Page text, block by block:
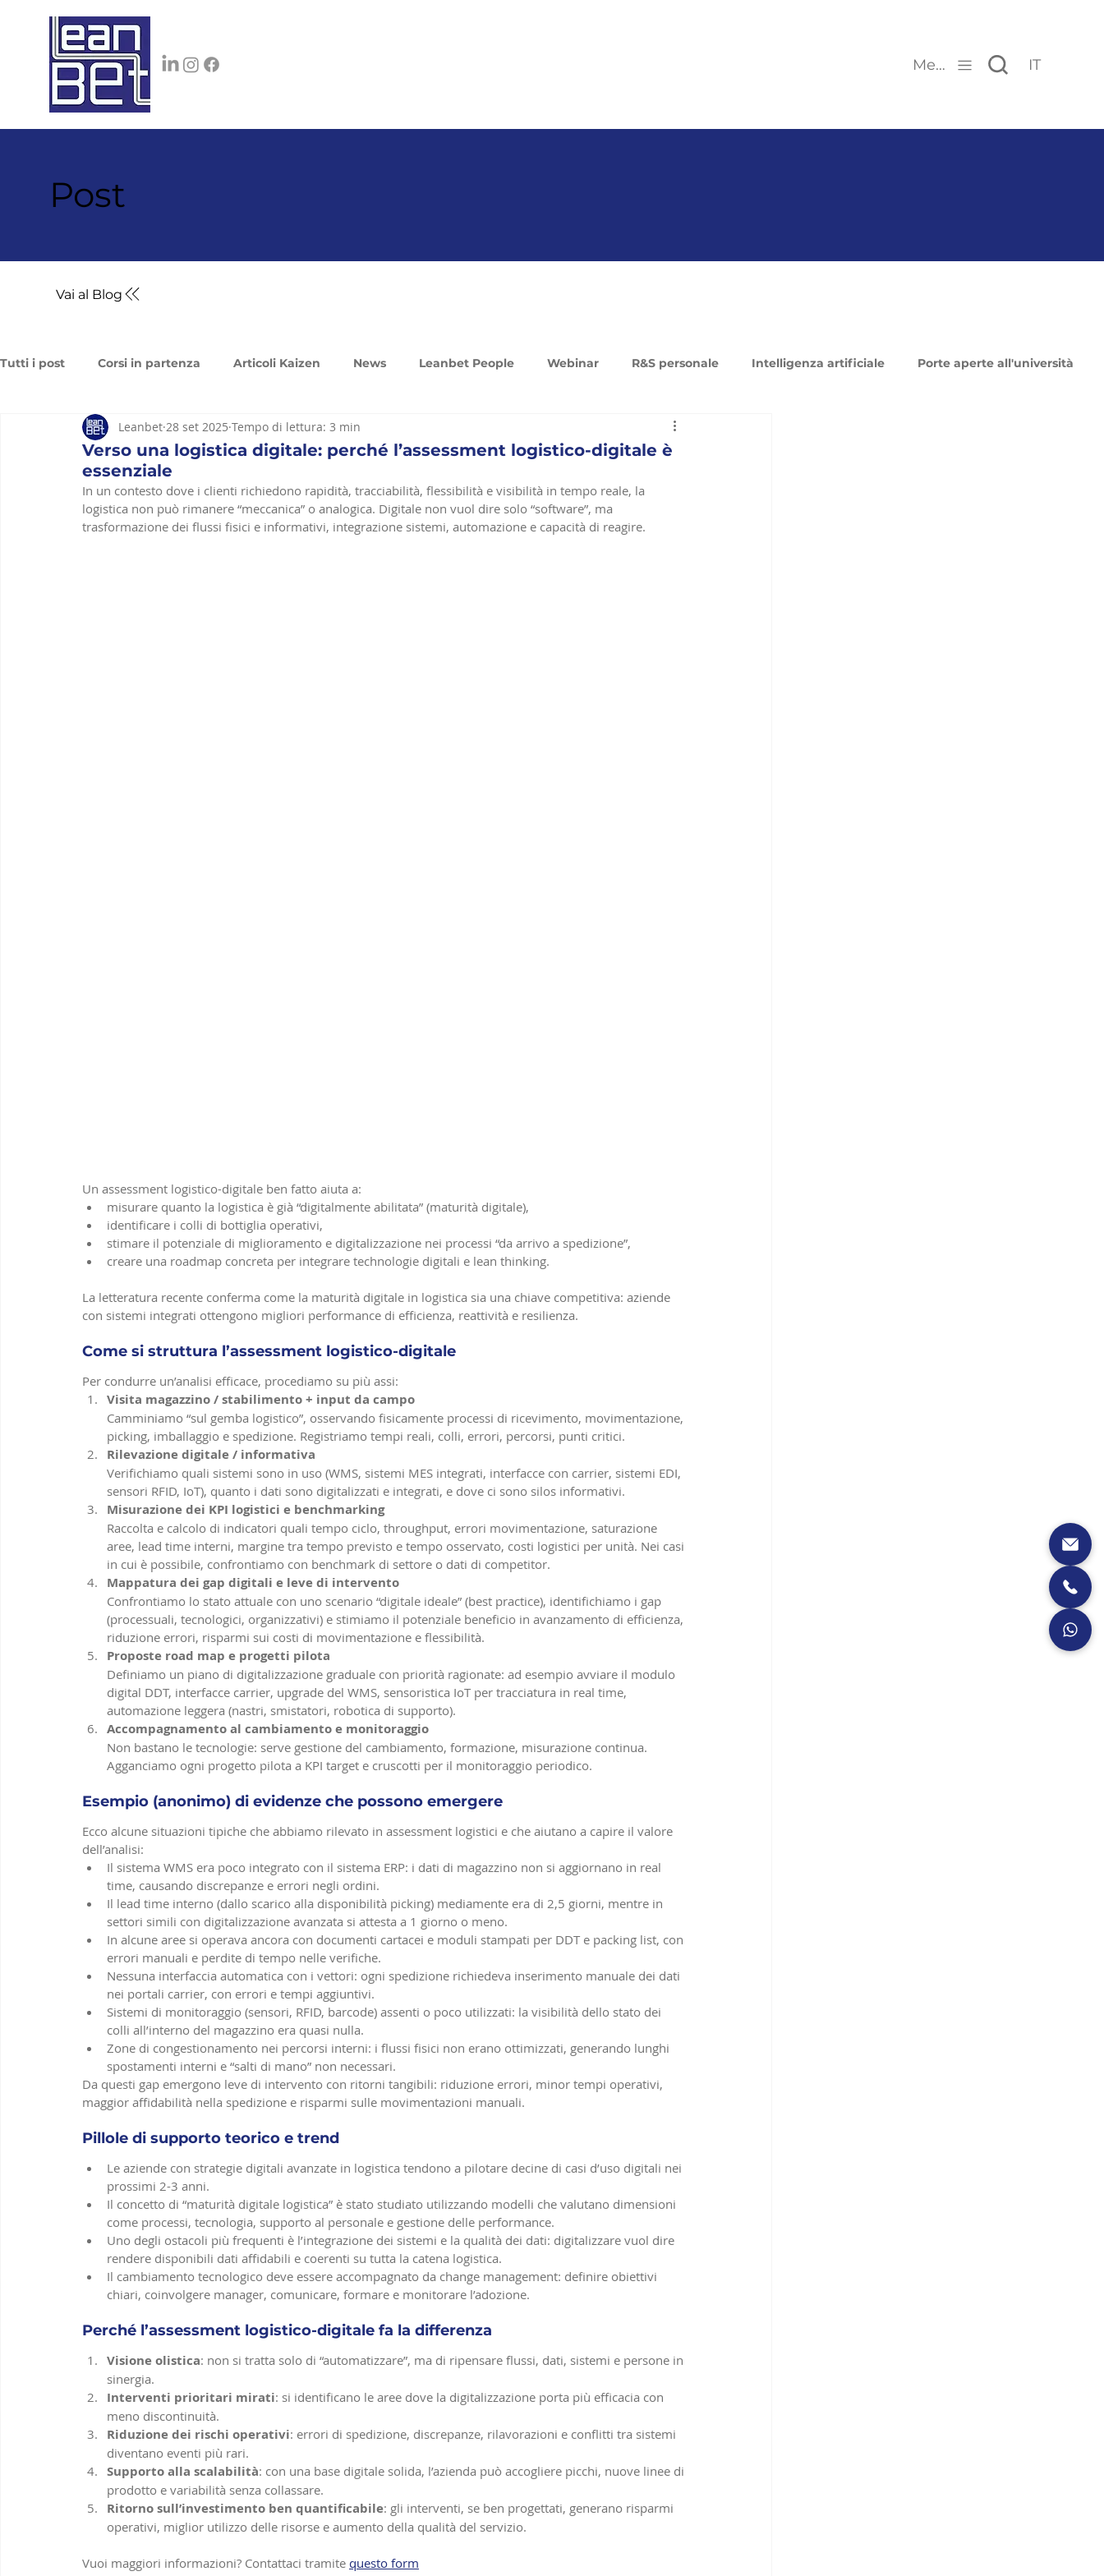
Menu IT
Post
Vai al Blog
Tutti i post Corsi in partenza Articoli Kaizen News Leanbet People Webinar R&S personale Intelligenza artificiale Porte aperte all'università
Strumenti Lean Lean Hospitality Lean construction
Verso una logistica digitale: perché l’assessment logistico-digitale è
essenziale
Leanbet 28 set 2025 Tempo di lettura: 3 min
In un contesto dove i clienti richiedono rapidità, tracciabilità, flessibilità e visibilità in tempo reale, la
logistica non può rimanere “meccanica” o analogica. Digitale non vuol dire solo “software”, ma
trasformazione dei flussi fisici e informativi, integrazione sistemi, automazione e capacità di reagire.
Un assessment logistico-digitale ben fatto aiuta a:
misurare quanto la logistica è già “digitalmente abilitata” (maturità digitale),
identificare i colli di bottiglia operativi,
stimare il potenziale di miglioramento e digitalizzazione nei processi “da arrivo a spedizione”,
creare una roadmap concreta per integrare technologie digitali e lean thinking.
La letteratura recente conferma come la maturità digitale in logistica sia una chiave competitiva: aziende
con sistemi integrati ottengono migliori performance di efficienza, reattività e resilienza.
Come si struttura l’assessment logistico-digitale
Per condurre un’analisi efficace, procediamo su più assi:
Visita magazzino / stabilimento + input da campo
Camminiamo “sul gemba logistico”, osservando fisicamente processi di ricevimento, movimentazione,
picking, imballaggio e spedizione. Registriamo tempi reali, colli, errori, percorsi, punti critici.
Rilevazione digitale / informativa
Verifichiamo quali sistemi sono in uso (WMS, sistemi MES integrati, interfacce con carrier, sistemi EDI,
sensori RFID, IoT), quanto i dati sono digitalizzati e integrati, e dove ci sono silos informativi.
Misurazione dei KPI logistici e benchmarking
Raccolta e calcolo di indicatori quali tempo ciclo, throughput, errori movimentazione, saturazione
aree, lead time interni, margine tra tempo previsto e tempo osservato, costi logistici per unità. Nei casi
in cui è possibile, confrontiamo con benchmark di settore o dati di competitor.
Mappatura dei gap digitali e leve di intervento
Confrontiamo lo stato attuale con uno scenario “digitale ideale” (best practice), identifichiamo i gap
(processuali, tecnologici, organizzativi) e stimiamo il potenziale beneficio in avanzamento di efficienza,
riduzione errori, risparmi sui costi di movimentazione e flessibilità.
Proposte road map e progetti pilota
Definiamo un piano di digitalizzazione graduale con priorità ragionate: ad esempio avviare il modulo
digital DDT, interfacce carrier, upgrade del WMS, sensoristica IoT per tracciatura in real time,
automazione leggera (nastri, smistatori, robotica di supporto).
Accompagnamento al cambiamento e monitoraggio
Non bastano le tecnologie: serve gestione del cambiamento, formazione, misurazione continua.
Agganciamo ogni progetto pilota a KPI target e cruscotti per il monitoraggio periodico.
Esempio (anonimo) di evidenze che possono emergere
Ecco alcune situazioni tipiche che abbiamo rilevato in assessment logistici e che aiutano a capire il valore
dell’analisi:
Il sistema WMS era poco integrato con il sistema ERP: i dati di magazzino non si aggiornano in real
time, causando discrepanze e errori negli ordini.
Il lead time interno (dallo scarico alla disponibilità picking) mediamente era di 2,5 giorni, mentre in
settori simili con digitalizzazione avanzata si attesta a 1 giorno o meno.
In alcune aree si operava ancora con documenti cartacei e moduli stampati per DDT e packing list, con
errori manuali e perdite di tempo nelle verifiche.
Nessuna interfaccia automatica con i vettori: ogni spedizione richiedeva inserimento manuale dei dati
nei portali carrier, con errori e tempi aggiuntivi.
Sistemi di monitoraggio (sensori, RFID, barcode) assenti o poco utilizzati: la visibilità dello stato dei
colli all’interno del magazzino era quasi nulla.
Zone di congestionamento nei percorsi interni: i flussi fisici non erano ottimizzati, generando lunghi
spostamenti interni e “salti di mano” non necessari.
Da questi gap emergono leve di intervento con ritorni tangibili: riduzione errori, minor tempi operativi,
maggior affidabilità nella spedizione e risparmi sulle movimentazioni manuali.
Pillole di supporto teorico e trend
Le aziende con strategie digitali avanzate in logistica tendono a pilotare decine di casi d’uso digitali nei
prossimi 2-3 anni.
Il concetto di “maturità digitale logistica” è stato studiato utilizzando modelli che valutano dimensioni
come processi, tecnologia, supporto al personale e gestione delle performance.
Uno degli ostacoli più frequenti è l’integrazione dei sistemi e la qualità dei dati: digitalizzare vuol dire
rendere disponibili dati affidabili e coerenti su tutta la catena logistica.
Il cambiamento tecnologico deve essere accompagnato da change management: definire obiettivi
chiari, coinvolgere manager, comunicare, formare e monitorare l’adozione.
Perché l’assessment logistico-digitale fa la differenza
Visione olistica: non si tratta solo di “automatizzare”, ma di ripensare flussi, dati, sistemi e persone in
sinergia.
Interventi prioritari mirati: si identificano le aree dove la digitalizzazione porta più efficacia con
meno discontinuità.
Riduzione dei rischi operativi: errori di spedizione, discrepanze, rilavorazioni e conflitti tra sistemi
diventano eventi più rari.
Supporto alla scalabilità: con una base digitale solida, l’azienda può accogliere picchi, nuove linee di
prodotto e variabilità senza collassare.
Ritorno sull’investimento ben quantificabile: gli interventi, se ben progettati, generano risparmi
operativi, miglior utilizzo delle risorse e aumento della qualità del servizio.
Vuoi maggiori informazioni? Contattaci tramite questo form